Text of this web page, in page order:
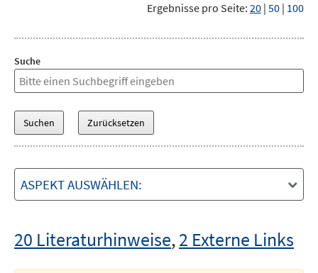
Ergebnisse pro Seite: 20 | 50 | 100
Suche
ASPEKT AUSWÄHLEN:
20 Literaturhinweise,2 Externe Links